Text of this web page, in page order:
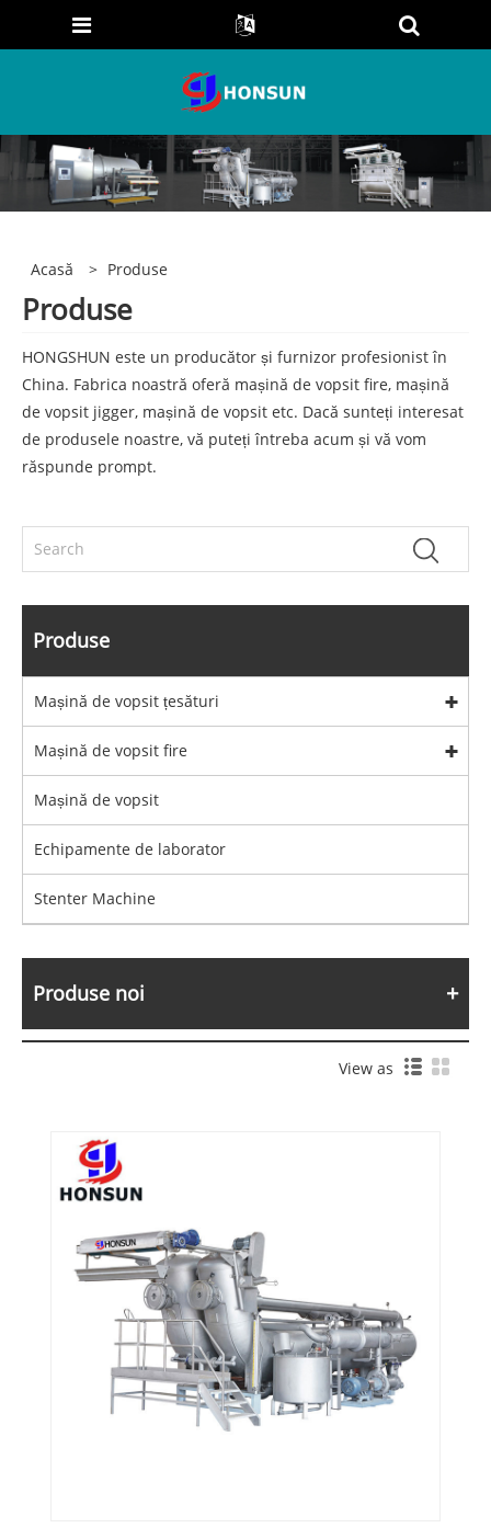
Acasă > Produse
Produse
HONGSHUN este un producător și furnizor profesionist în
China. Fabrica noastră oferă mașină de vopsit fire, mașină
de vopsit jigger, mașină de vopsit etc. Dacă sunteți interesat
de produsele noastre, vă puteți întreba acum și vă vom
răspunde prompt.
Produse
Mașină de vopsit țesături
Mașină de vopsit fire
Mașină de vopsit
Echipamente de laborator
Stenter Machine
Produse noi
View as